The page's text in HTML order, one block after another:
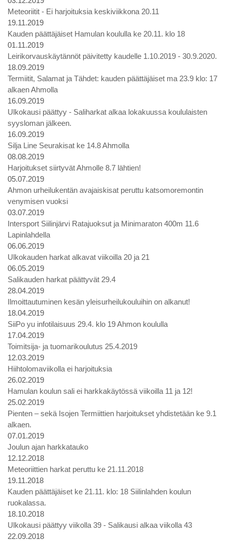
Meteoriitit - Ei harjoituksia keskiviikkona 20.11
19.11.2019
Kauden päättäjäiset Hamulan koululla ke 20.11. klo 18
01.11.2019
Leirikorvauskäytännöt päivitetty kaudelle 1.10.2019 - 30.9.2020.
18.09.2019
Termiitit, Salamat ja Tähdet: kauden päättäjäiset ma 23.9 klo: 17
alkaen Ahmolla
16.09.2019
Ulkokausi päättyy - Saliharkat alkaa lokakuussa koululaisten
syysloman jälkeen.
16.09.2019
Silja Line Seurakisat ke 14.8 Ahmolla
08.08.2019
Harjoitukset siirtyvät Ahmolle 8.7 lähtien!
05.07.2019
Ahmon urheilukentän avajaiskisat peruttu katsomoremontin
venymisen vuoksi
03.07.2019
Intersport Siilinjärvi Ratajuoksut ja Minimaraton 400m 11.6
Lapinlahdella
06.06.2019
Ulkokauden harkat alkavat viikoilla 20 ja 21
06.05.2019
Salikauden harkat päättyvät 29.4
28.04.2019
Ilmoittautuminen kesän yleisurheilukouluihin on alkanut!
18.04.2019
SiiPo yu infotilaisuus 29.4. klo 19 Ahmon koululla
17.04.2019
Toimitsija- ja tuomarikoulutus 25.4.2019
12.03.2019
Hiihtolomaviikolla ei harjoituksia
26.02.2019
Hamulan koulun sali ei harkkakäytössä viikoilla 11 ja 12!
25.02.2019
Pienten – sekä Isojen Termiittien harjoitukset yhdistetään ke 9.1
alkaen.
07.01.2019
Joulun ajan harkkatauko
12.12.2018
Meteoriittien harkat peruttu ke 21.11.2018
19.11.2018
Kauden päättäjäiset ke 21.11. klo: 18 Siilinlahden koulun
ruokalassa.
18.10.2018
Ulkokausi päättyy viikolla 39 - Salikausi alkaa viikolla 43
22.09.2018